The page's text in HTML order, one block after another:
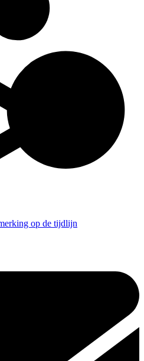
op de tijdlijn